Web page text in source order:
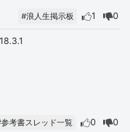
#浪人生掲示板 1 0
考書スレッド一覧 0 0